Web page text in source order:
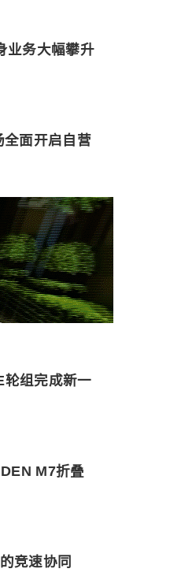
业务大幅攀升
面开启自营
轮组完成新一
M7折叠
竞速协同